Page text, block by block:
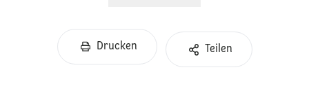
Drucken Teilen